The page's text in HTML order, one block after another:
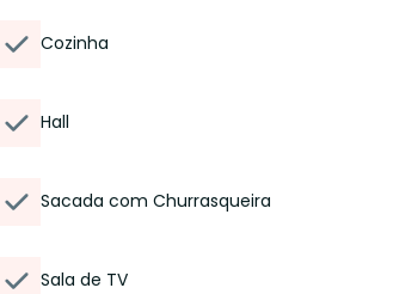
Cozinha
Hall
Sacada com Churrasqueira
Sala de TV